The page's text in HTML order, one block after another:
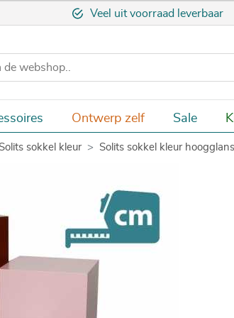
Veel uit voorraad leverbaar
Ontwerp zelf Sale
Solits sokkel kleur Solits sokkel kleur